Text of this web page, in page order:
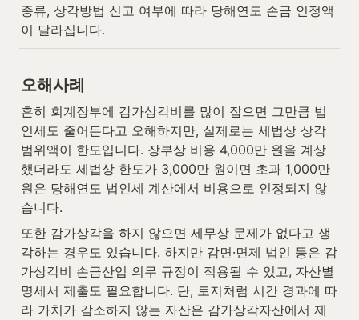
종류, 상각방법 신고 여부에 따라 당해연도 손금 인정액
이 달라집니다.
오해사례
흔히 회계장부에 감가상각비를 많이 잡으면 그만큼 법
인세도 줄어든다고 오해하지만, 실제로는 세법상 상각
범위액이 한도입니다. 장부상 비용 4,000만 원을 계상
했더라도 세법상 한도가 3,000만 원이면 초과 1,000만
원은 당해연도 법인세 계산에서 비용으로 인정되지 않
습니다.
또한 감가상각을 하지 않으면 세무상 문제가 없다고 생
각하는 경우도 있습니다. 하지만 감면·면제 법인 등은 감
가상각비 손금산입 의무 규정이 적용될 수 있고, 자산별
명세서 제출도 필요합니다. 단, 토지처럼 시간 경과에 따
라 가치가 감소하지 않는 자산은 감가상각자산에서 제